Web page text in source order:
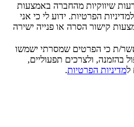
שיווקיות מהחברה באמצעות
הפרטיות. ידוע לי כי אני
קישור הסרה או פנייה ישירה
ת כי הפרטים שמסרתי ישמשו
בהזמנה, ולצרכים תפעוליים,
למדיניות הפרטיות.